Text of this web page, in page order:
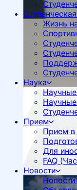
Жизнь
Наука
Прием
Прием в
Для
FAQ
Новости
Новости